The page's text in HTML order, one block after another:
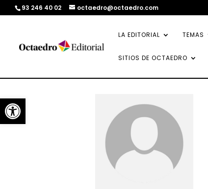
Abrir barra de herramientas
93 246 40 02 octaedro@octaedro.com
LA EDITORIAL TEMAS
SITIOS DE OCTAEDRO